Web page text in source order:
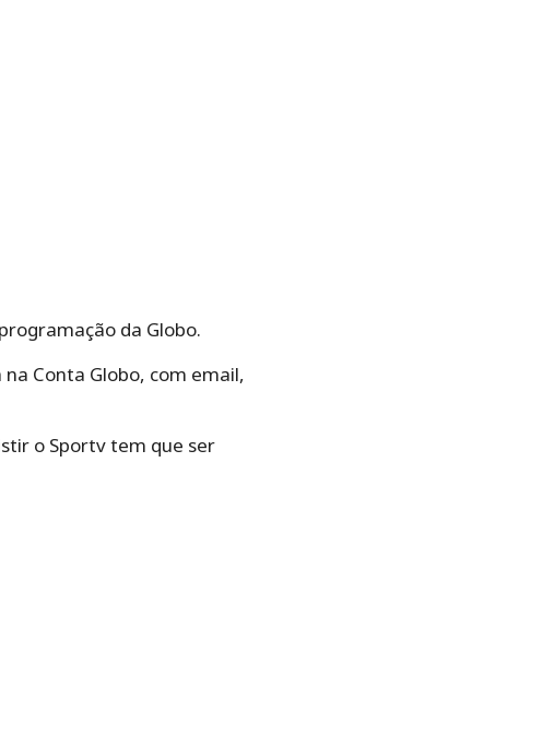
da Globo.
Conta Globo, com email,
o Sportv tem que ser